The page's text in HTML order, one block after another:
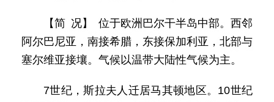
【简 况】 位于欧洲巴尔干半岛中部。西邻
阿尔巴尼亚，南接希腊，东接保加利亚，北部与
塞尔维亚接壤。气候以温带大陆性气候为主。
7世纪，斯拉夫人迁居马其顿地区。10世纪